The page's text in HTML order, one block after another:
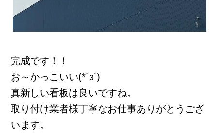
完成です！！
お～かっこいい(*´з`)
真新しい看板は良いですね。
取り付け業者様丁寧なお仕事ありがとうござ
います。